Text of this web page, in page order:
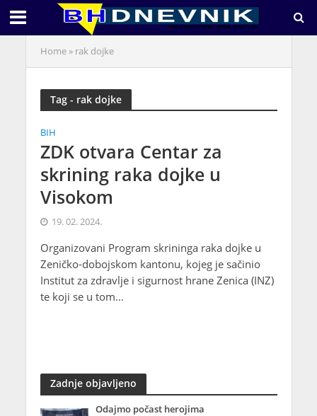
Home» rak dojke
Tag - rak dojke
BIH
ZDK otvara Centar za
skrining raka dojke u
Visokom
19. 02. 2024.
Organizovani Program skrininga raka dojke u
Zeničko-dobojskom kantonu, kojeg je sačinio
Institut za zdravlje i sigurnost hrane Zenica (INZ)
te koji se u tom...
Zadnje objavljeno
Odajmo počast herojima